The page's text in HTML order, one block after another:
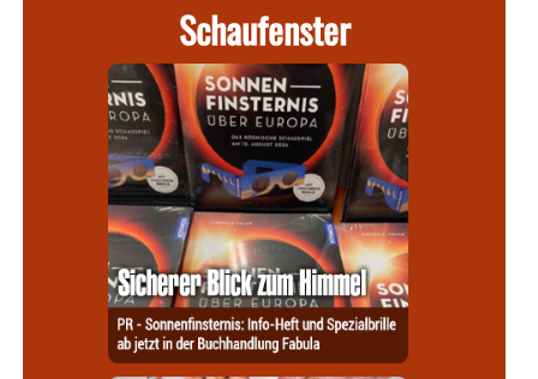
Schaufenster